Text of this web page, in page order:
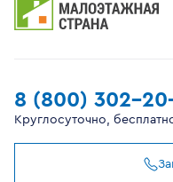
8 (800) 302-
Круглосуточно,